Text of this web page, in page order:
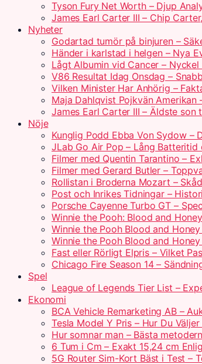
Tyson Fury Net Worth – Djup
James Earl Carter III – Chip
Nyheter
Godartad tumör på binjuren –
Händer i karlstad i helgen – Nya
Lågt Albumin vid Cancer –
V86 Resultat Idag Onsdag –
Vilken Minister Har Anhörig –
Maja Dahlqvist Pojkvän Amerikan
James Earl Carter III – Äldste son
Nöje
Kunglig Podd Ebba Von Sydow –
JLab Go Air Pop – Lång Batteritid
Filmer med Quentin Tarantino –
Filmer med Gerard Butler –
Rollistan i Broderna Mozart –
Post och Inrikes Tidningar –
Porsche Cayenne Turbo GT –
Winnie the Pooh: Blood and
Winnie the Pooh Blood and
Winnie the Pooh Blood and
Fast eller Rörligt Elpris – Vilket
Chicago Fire Season 14 –
Spel
League of Legends Tier List –
Ekonomi
BCA Vehicle Remarketing AB –
Tesla Model Y Pris – Hur Du
Hur somnar man – Bästa
6 Tum i Cm – Exakt 15,24 cm
5G Router Sim-Kort Bäst i Test –